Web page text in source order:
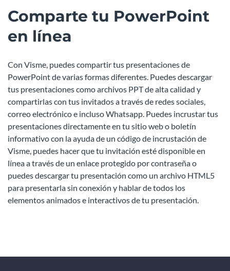
Comparte tu PowerPoint
en línea
Con Visme, puedes compartir tus presentaciones de
PowerPoint de varias formas diferentes. Puedes descargar
tus presentaciones como archivos PPT de alta calidad y
compartirlas con tus invitados a través de redes sociales,
correo electrónico e incluso Whatsapp. Puedes incrustar tus
presentaciones directamente en tu sitio web o boletín
informativo con la ayuda de un código de incrustación de
Visme, puedes hacer que tu invitación esté disponible en
línea a través de un enlace protegido por contraseña o
puedes descargar tu presentación como un archivo HTML5
para presentarla sin conexión y hablar de todos los
elementos animados e interactivos de tu presentación.